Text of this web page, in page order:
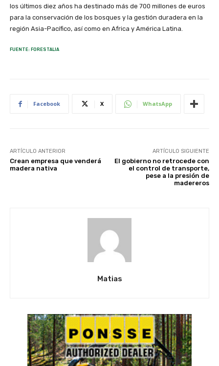
los últimos diez años ha destinado más de 700 millones de euros
para la conservación de los bosques y la gestión duradera en la
región Asia-Pacífico, así como en Africa y América Latina.
FUENTE: FORESTALIA
Facebook X WhatsApp
ARTÍCULO ANTERIOR
Crean empresa que venderá
madera nativa
ARTÍCULO SIGUIENTE
El gobierno no retrocede con
el control de transporte,
pese a la presión de
madereros
Matias